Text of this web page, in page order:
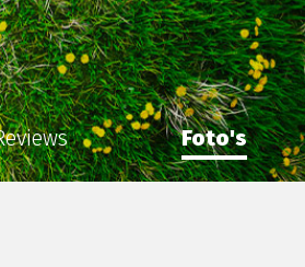
Foto's